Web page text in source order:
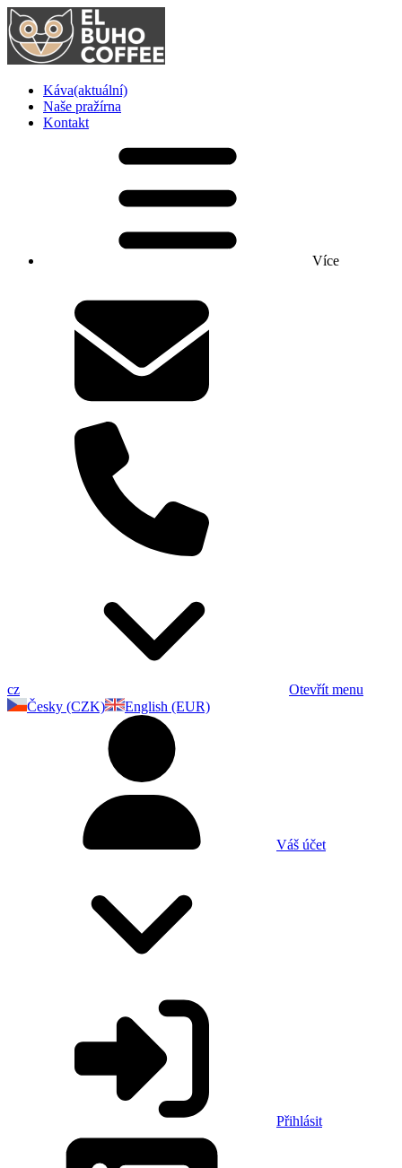
Káva(aktuální)
Naše pražírna
Kontakt
Více
cz
Otevřít menu
Česky (CZK)
English (EUR)
Váš účet
Přihlásit